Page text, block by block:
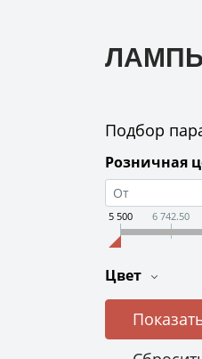
Подбор
Розничная
5 500 6 742.50
Цвет